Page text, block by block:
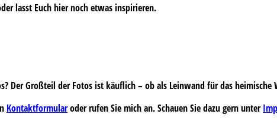
lasst Euch hier noch etwas inspirieren.
Der Großteil der Fotos ist käuflich – ob als Leinwand für das
Kontaktformularoder rufen Sie mich an. Schauen Sie dazu gern unter